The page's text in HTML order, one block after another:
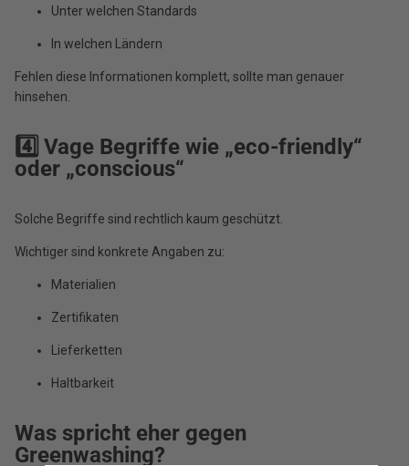
Unter welchen Standards
In welchen Ländern
Fehlen diese Informationen komplett, sollte man genauer
hinsehen.
4️⃣ Vage Begriffe wie „eco-friendly“
oder „conscious“
Solche Begriffe sind rechtlich kaum geschützt.
Wichtiger sind konkrete Angaben zu:
Materialien
Zertifikaten
Lieferketten
Haltbarkeit
Was spricht eher gegen
Greenwashing?